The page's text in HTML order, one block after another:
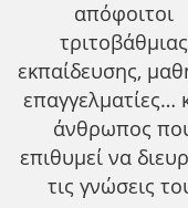
απόφοιτοι
τριτοβάθμιας
εκπαίδευσης,
επαγγελματίες…
άνθρωπος
επιθυμεί να
τις γνώσεις